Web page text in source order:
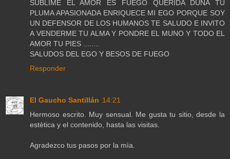
SUBLIME EL AMOR ES FUEGO QUERIDA DUNA TU
PLUMA APASIONADA ENRIQUECE MI EGO PORQUE SOY
UN DEFENSOR DE LOS HUMANOS TE SALUDO E INVITO
A VENDERME TU ALMA Y PONDRE EL MUNO Y TODO EL
AMOR TU PIES ........
SALUDOS DEL EGO Y BESOS DE FUEGO
Responder
El Gaucho Santillán 14:21
Hermoso escrito. Muy sensual. Me gusta tu sitio, desde la
estètica y el contenido, hasta las visitas.
Agradezco tus pasos por la mìa.